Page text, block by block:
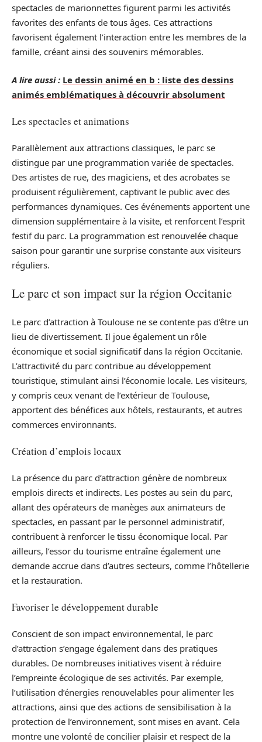
spectacles de marionnettes figurent parmi les activités
favorites des enfants de tous âges. Ces attractions
favorisent également l’interaction entre les membres de la
famille, créant ainsi des souvenirs mémorables.
A lire aussi : Le dessin animé en b : liste des dessins
animés emblématiques à découvrir absolument
Les spectacles et animations
Parallèlement aux attractions classiques, le parc se
distingue par une programmation variée de spectacles.
Des artistes de rue, des magiciens, et des acrobates se
produisent régulièrement, captivant le public avec des
performances dynamiques. Ces événements apportent une
dimension supplémentaire à la visite, et renforcent l’esprit
festif du parc. La programmation est renouvelée chaque
saison pour garantir une surprise constante aux visiteurs
réguliers.
Le parc et son impact sur la région Occitanie
Le parc d’attraction à Toulouse ne se contente pas d’être un
lieu de divertissement. Il joue également un rôle
économique et social significatif dans la région Occitanie.
L’attractivité du parc contribue au développement
touristique, stimulant ainsi l’économie locale. Les visiteurs,
y compris ceux venant de l’extérieur de Toulouse,
apportent des bénéfices aux hôtels, restaurants, et autres
commerces environnants.
Création d’emplois locaux
La présence du parc d’attraction génère de nombreux
emplois directs et indirects. Les postes au sein du parc,
allant des opérateurs de manèges aux animateurs de
spectacles, en passant par le personnel administratif,
contribuent à renforcer le tissu économique local. Par
ailleurs, l’essor du tourisme entraîne également une
demande accrue dans d’autres secteurs, comme l’hôtellerie
et la restauration.
Favoriser le développement durable
Conscient de son impact environnemental, le parc
d’attraction s’engage également dans des pratiques
durables. De nombreuses initiatives visent à réduire
l’empreinte écologique de ses activités. Par exemple,
l’utilisation d’énergies renouvelables pour alimenter les
attractions, ainsi que des actions de sensibilisation à la
protection de l’environnement, sont mises en avant. Cela
montre une volonté de concilier plaisir et respect de la